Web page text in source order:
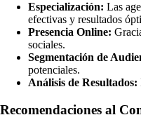
Especialización: Las
efectivas y resultados
Presencia Online:
sociales.
Segmentación de
potenciales.
Análisis de Resultados:
Recomendaciones al